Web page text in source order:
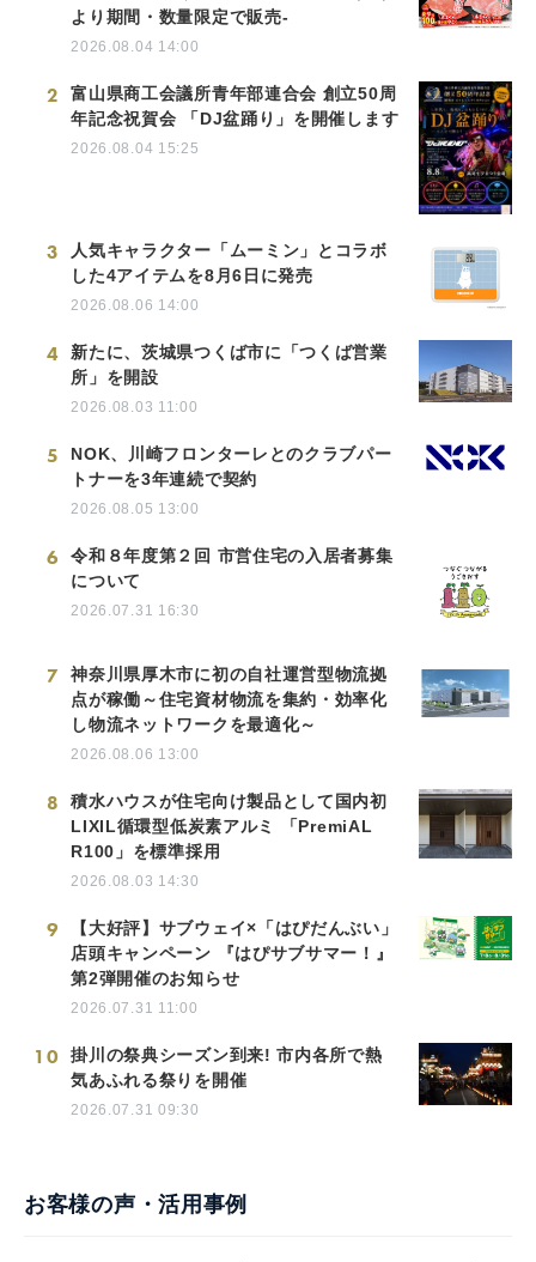
より期間・数量限定で販売-
2026.08.04 14:00
2
富山県商工会議所青年部連合会 創立50周
年記念祝賀会 「DJ盆踊り」を開催します
2026.08.04 15:25
3
人気キャラクター「ムーミン」とコラボ
した4アイテムを8月6日に発売
2026.08.06 14:00
4
新たに、茨城県つくば市に「つくば営業
所」を開設
2026.08.03 11:00
5
NOK、川崎フロンターレとのクラブパー
トナーを3年連続で契約
2026.08.05 13:00
6
令和８年度第２回 市営住宅の入居者募集
について
2026.07.31 16:30
7
神奈川県厚木市に初の自社運営型物流拠
点が稼働～住宅資材物流を集約・効率化
し物流ネットワークを最適化～
2026.08.06 13:00
8
積水ハウスが住宅向け製品として国内初
LIXIL循環型低炭素アルミ 「PremiAL
R100」を標準採用
2026.08.03 14:30
9
【大好評】サブウェイ×「はぴだんぶい」
店頭キャンペーン 『はぴサブサマー！』
第2弾開催のお知らせ
2026.07.31 11:00
10
掛川の祭典シーズン到来! 市内各所で熱
気あふれる祭りを開催
2026.07.31 09:30
お客様の声・活用事例